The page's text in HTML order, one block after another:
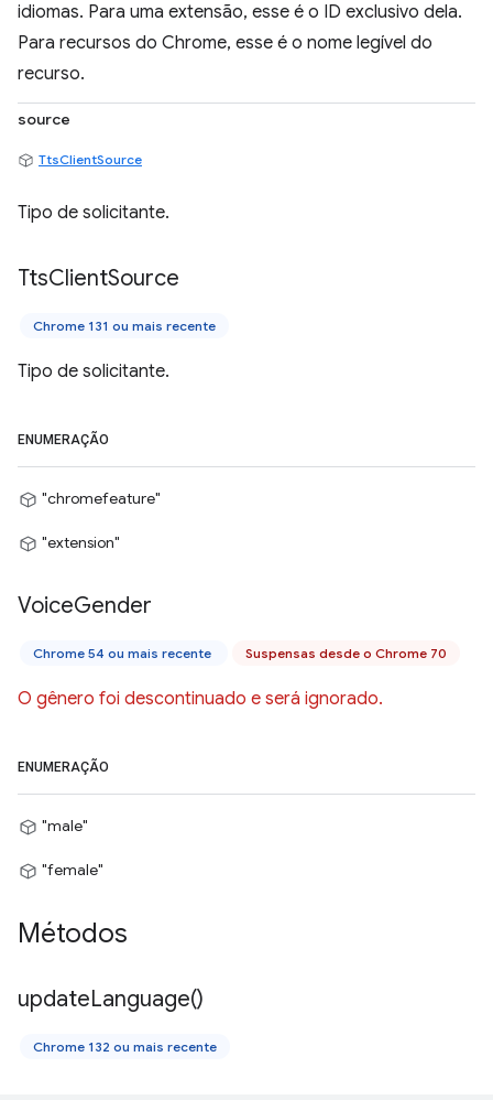
idiomas. Para uma extensão, esse é o ID exclusivo dela.
Para recursos do Chrome, esse é o nome legível do
recurso.
source
TtsClientSource
Tipo de solicitante.
TtsClientSource
Chrome 131 ou mais recente
Tipo de solicitante.
ENUMERAÇÃO
"chromefeature"
"extension"
VoiceGender
Chrome 54 ou mais recente Suspensas desde o Chrome 70
O gênero foi descontinuado e será ignorado.
ENUMERAÇÃO
"male"
"female"
Métodos
updateLanguage()
Chrome 132 ou mais recente